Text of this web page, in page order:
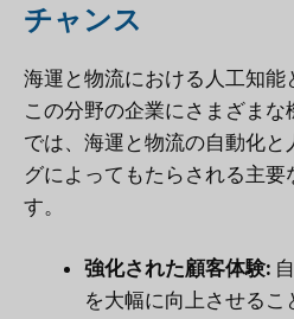
チャンス
海運と物流における人工知能
この分野の企業にさまざまな
では、海運と物流の自動化
グによってもたらされる主要
す。
強化された顧客体験:
を大幅に向上させる